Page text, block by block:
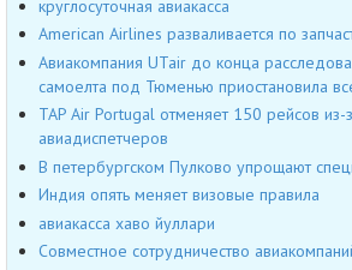
круглосуточная авиакасса
American Airlines разваливается по
Авиакомпания UTair до конца
самоелта под Тюменью приостановила
TAP Air Portugal отменяет 150 рейсов из-
авиадиспетчеров
В петербургском Пулково упрощают
Индия опять меняет визовые правила
авиакасса хаво йуллари
Совместное сотрудничество